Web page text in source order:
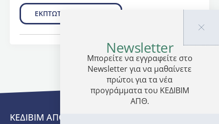
Τμήματος
Κοινωνικής
Θεολογίας
και
Χριστιανικού
Πολιτισμού,
της
Θεολογικής
ΕΚΠΤΩΤΙΚΗ ΠΟΛΙΤΙΚΗ
ΚΕΔΙΒΙΜ ΑΠΘ
Newsletter
Μπορείτε να εγγραφείτε στο
Newsletter για να μαθαίνετε
πρώτοι για τα νέα
προγράμματα του ΚΕΔΙΒΙΜ
ΑΠΘ.